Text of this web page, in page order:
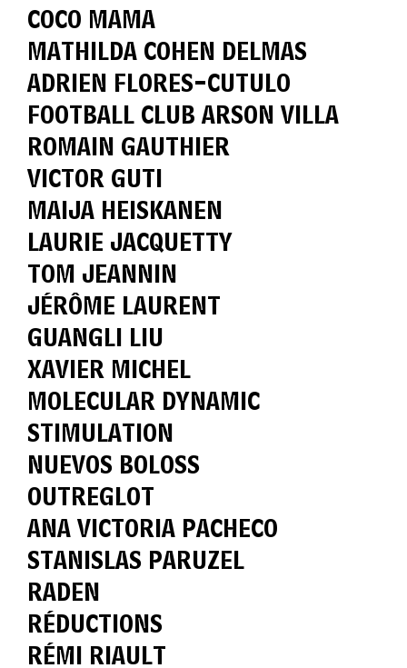
COCO MAMA
MATHILDA COHEN DELMAS
ADRIEN FLORES-CUTULO
FOOTBALL CLUB ARSON VILLA
ROMAIN GAUTHIER
VICTOR GUTI
MAIJA HEISKANEN
LAURIE JACQUETTY
TOM JEANNIN
JÉRÔME LAURENT
GUANGLI LIU
XAVIER MICHEL
MOLECULAR DYNAMIC
STIMULATION
NUEVOS BOLOSS
OUTREGLOT
ANA VICTORIA PACHECO
STANISLAS PARUZEL
RADEN
RÉDUCTIONS
RÉMI RIAULT